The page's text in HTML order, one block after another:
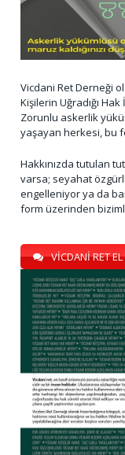
Vicdani Ret Derneği
Kişilerin Uğradığı
Zorunlu askerlik
yaşayan herkesi, bu
Hakkınızda tutulan
varsa; seyahat
engelleniyor ya da
form üzerinden
VİCDANİ RET